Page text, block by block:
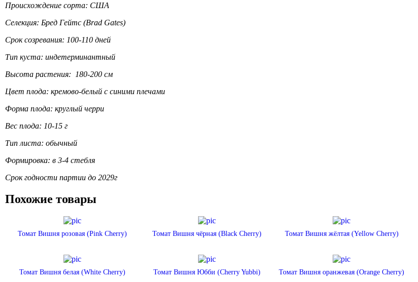
Происхождение сорта: США
Селекция: Бред Гейтс (Brad Gates)
Срок созревания: 100-110 дней
Тип куста: индетерминантный
Высота растения: 180-200 см
Цвет плода: кремово-белый с синими плечами
Форма плода: круглый черри
Вес плода: 10-15 г
Тип листа: обычный
Формировка: в 3-4 стебля
Срок годности партии до 2029г
Похожие товары
Томат Вишня розовая (Pink Cherry) Томат Вишня чёрная (Black Cherry) Томат Вишня жёлтая (Yellow Cherry)
Томат Вишня белая (White Cherry) Томат Вишня Юбби (Cherry Yubbi) Томат Вишня оранжевая (Orange Cherry)